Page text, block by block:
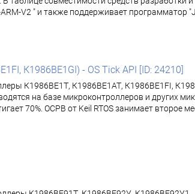
V2 " и также поддерживает программатор
К1986ВЕ1GI) - OS Tick API [ID: 24210]
К1986ВЕ1Т, К1986ВЕ1АТ, К1986ВЕ1FI,
на базе микроконтроллеров и других
70%. ОСРВ от Keil RTOS занимает второе